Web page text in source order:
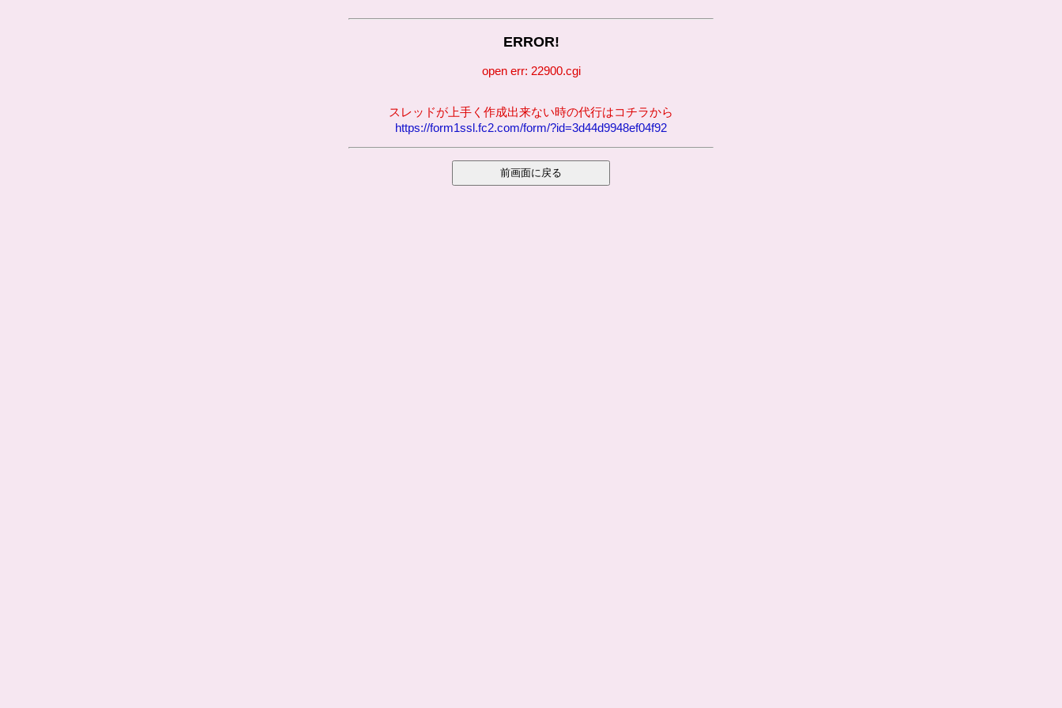
ERROR!
open err: 22900.cgi
スレッドが上手く作成出来ない時の代行はコチラから
https://form1ssl.fc2.com/form/?id=3d44d9948ef04f92